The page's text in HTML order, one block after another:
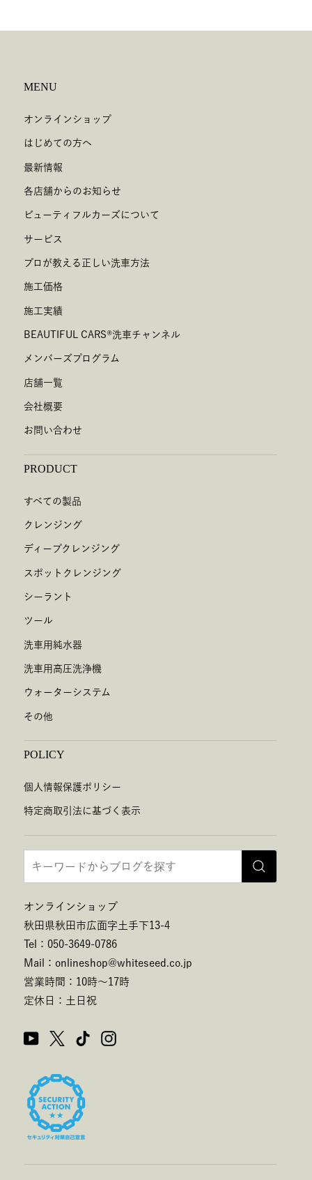
MENU
オンラインショップ
はじめての方へ
最新情報
各店舗からのお知らせ
ビューティフルカーズについて
サービス
プロが教える正しい洗車方法
施工価格
施工実績
BEAUTIFUL CARS®洗車チャンネル
メンバーズプログラム
店舗一覧
会社概要
お問い合わせ
PRODUCT
すべての製品
クレンジング
ディープクレンジング
スポットクレンジング
シーラント
ツール
洗車用純水器
洗車用高圧洗浄機
ウォーターシステム
その他
POLICY
個人情報保護ポリシー
特定商取引法に基づく表示
オンラインショップ
秋田県秋田市広面字土手下13-4
Tel：050-3649-0786
Mail：onlineshop@whiteseed.co.jp
営業時間：10時～17時
定休日：土日祝